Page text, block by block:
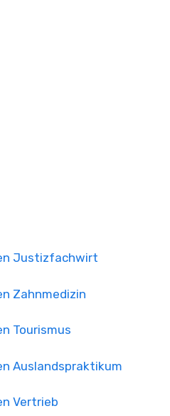
Justizfachwirt
Zahnmedizin
Tourismus
Auslandspraktikum
Vertrieb